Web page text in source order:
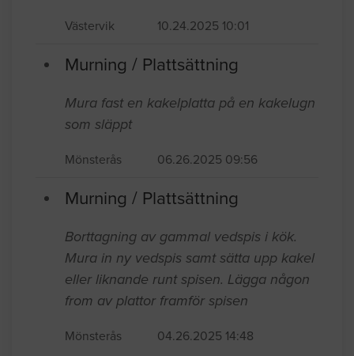
Västervik 10.24.2025 10:01
Murning / Plattsättning
Mura fast en kakelplatta på en kakelugn
som släppt
Mönsterås 06.26.2025 09:56
Murning / Plattsättning
Borttagning av gammal vedspis i kök.
Mura in ny vedspis samt sätta upp kakel
eller liknande runt spisen. Lägga någon
from av plattor framför spisen
Mönsterås 04.26.2025 14:48